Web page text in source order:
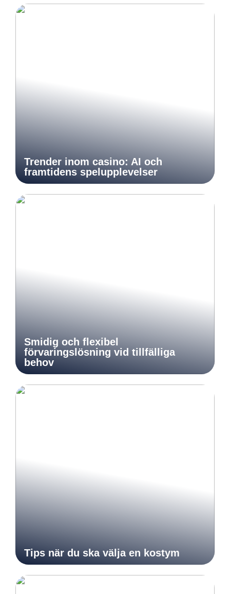
Trender inom casino: AI och
framtidens spelupplevelser
Smidig och flexibel
förvaringslösning vid tillfälliga
behov
Tips när du ska välja en kostym